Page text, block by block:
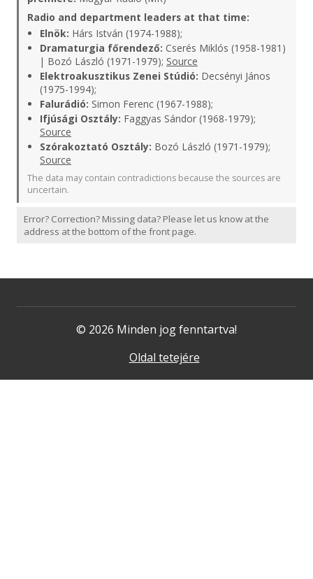
Radio and department leaders at that time:
Elnök: Hárs István (1974-1988);
Dramaturgia főrendező: Cserés Miklós (1958-1981)
| Bozó László (1971-1979); Source
Elektroakusztikus Zenei Stúdió: Decsényi János
(1975-1994);
Falurádió: Simon Ferenc (1967-1988);
Ifjúsági Osztály: Faggyas Sándor (1968-1979);
Source
Szórakoztató Osztály: Bozó László (1971-1979);
Source
The data may contain contradictions because the sources are
uncertain.
Error? Correction? Missing data? Please let us know at the
address at the bottom of the front page.
© 2026 Minden jog fenntartva!
Oldal tetejére